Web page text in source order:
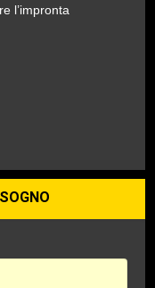
l’impronta